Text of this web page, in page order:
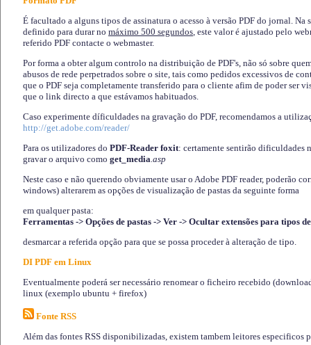
É facultado a alguns tipos de assinatura o acesso à versão PDF do jornal. Na
definido para durar no máximo 500 segundos, este valor é ajustado pelo
referido PDF contacte o webmaster.
Por forma a obter algum controlo na distribuição de PDF's, não só sobre
abusos de rede perpetrados sobre o site, tais como pedidos excessivos de
que o PDF seja completamente transferido para o cliente afim de poder ser
que o link directo a que estávamos habituados.
Caso experimente díficuldades na gravação do PDF, recomendamos a
http://get.adobe.com/reader/
Para os utilizadores do PDF-Reader foxit: certamente sentirão dificuldades
gravar o arquivo como get_media.asp
Neste caso e não querendo obviamente usar o Adobe PDF reader, poderão
windows) alterarem as opções de visualização de pastas da seguinte forma
em qualquer pasta:
Ferramentas -> Opções de pastas -> Ver -> Ocultar extensões para tipos
desmarcar a referida opção para que se possa proceder à alteração de tipo.
DI PDF em Linux
Eventualmente poderá ser necessário renomear o ficheiro recebido
linux (exemplo ubuntu + firefox)
Fonte RSS
Além das fontes RSS disponibilizadas, existem tambem leitores especificos